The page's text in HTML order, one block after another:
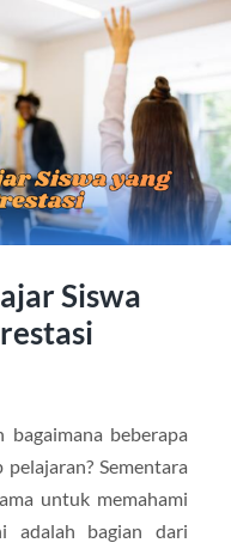
Siswa
beberapa
Sementara
untuk memahami
adalah bagian dari